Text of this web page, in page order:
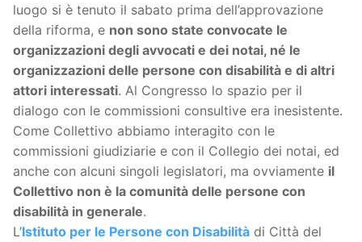
luogo si è tenuto il sabato prima dell’approvazione
della riforma, e non sono state convocate le
organizzazioni degli avvocati e dei notai, né le
organizzazioni delle persone con disabilità e di altri
attori interessati. Al Congresso lo spazio per il
dialogo con le commissioni consultive era inesistente.
Come Collettivo abbiamo interagito con le
commissioni giudiziarie e con il Collegio dei notai, ed
anche con alcuni singoli legislatori, ma ovviamente il
Collettivo non è la comunità delle persone con
disabilità in generale.
L’Istituto per le Persone con Disabilità di Città del